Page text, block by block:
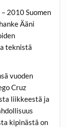
2010 Suomen
Ääni
teknistä
vuoden
Cruz
liikkeestä ja
kipinästä on